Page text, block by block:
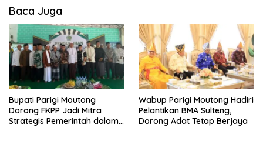
Baca Juga
Bupati Parigi Moutong
Dorong FKPP Jadi Mitra
Strategis Pemerintah dalam
Wabup Parigi Moutong Hadiri
Pelantikan BMA Sulteng,
Dorong Adat Tetap Berjaya